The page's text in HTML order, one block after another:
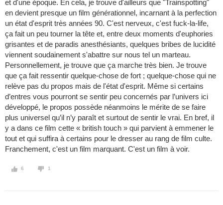
et d'une époque. En cela, je trouve d'ailleurs que "Trainspotting"
en devient presque un film générationnel, incarnant à la perfection
un état d'esprit très années 90. C'est nerveux, c'est fuck-la-life,
ça fait un peu tourner la tête et, entre deux moments d'euphories
grisantes et de paradis anesthésiants, quelques bribes de lucidité
viennent soudainement s'abattre sur nous tel un marteau.
Personnellement, je trouve que ça marche très bien. Je trouve
que ça fait ressentir quelque-chose de fort ; quelque-chose qui ne
relève pas du propos mais de l'état d'esprit. Même si certains
d’entres vous pourront se sentir peu concernés par l’univers ici
développé, le propos possède néanmoins le mérite de se faire
plus universel qu’il n’y paraît et surtout de sentir le vrai. En bref, il
y a dans ce film cette « british touch » qui parvient à emmener le
tout et qui suffira à certains pour le dresser au rang de film culte.
Franchement, c'est un film marquant. C'est un film à voir.
6 1